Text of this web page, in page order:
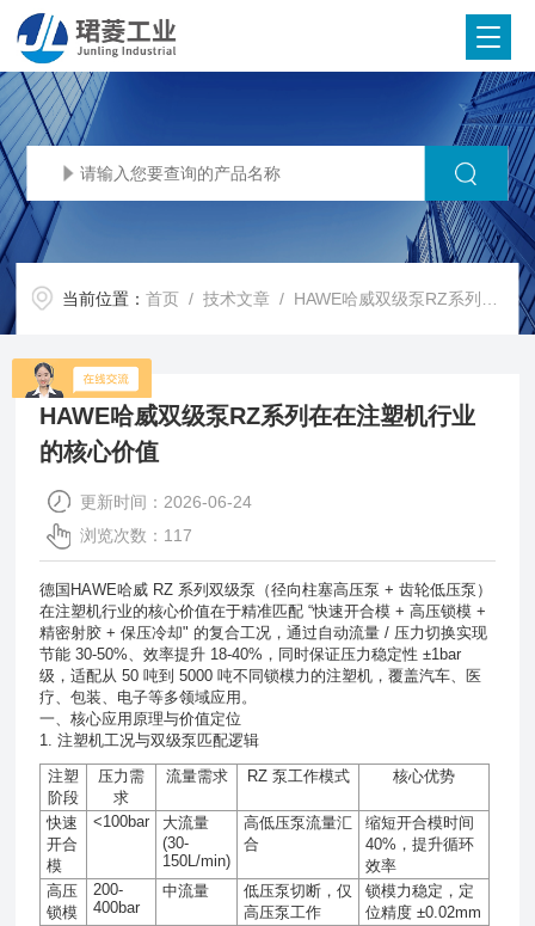
当前位置：首页 /技术文章 / HAWE哈威双级泵RZ系列在在注塑机行业的核心价值
HAWE哈威双级泵RZ系列在在注塑机行业
的核心价值
更新时间：2026-06-24
浏览次数：117
德国HAWE哈威 RZ 系列双级泵（径向柱塞高压泵 + 齿轮低压泵）
在注塑机行业的核心价值在于精准匹配 “快速开合模 + 高压锁模 +
精密射胶 + 保压冷却" 的复合工况，通过自动流量 / 压力切换实现
节能 30-50%、效率提升 18-40%，同时保证压力稳定性 ±1bar
级，适配从 50 吨到 5000 吨不同锁模力的注塑机，覆盖汽车、医
疗、包装、电子等多领域应用。
一、核心应用原理与价值定位
1. 注塑机工况与双级泵匹配逻辑
注塑
阶段
压力需
求
流量需求 RZ 泵工作模式 核心优势
快速
开合
模
<100bar
大流量
(30-
150L/min)
高低压泵流量汇
合
缩短开合模时间
40% ，提升循环
效率
高压
锁模
200-
400bar
中流量
低压泵切断，仅
高压泵工作
锁模力稳定，定
位精度 ±0.02mm